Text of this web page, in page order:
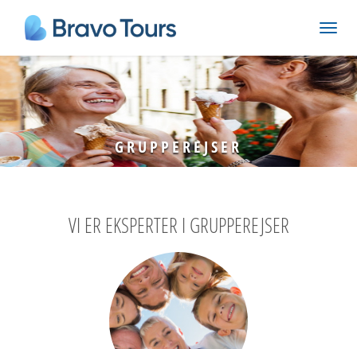
GRUPPEREJSER
VI ER EKSPERTER I GRUPPEREJSER